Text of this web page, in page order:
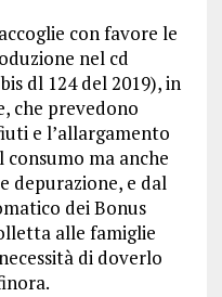
con favore le
nel cd
dl 124 del 2019), in
che prevedono
e l’allargamento
consumo ma anche
depurazione, e dal
dei Bonus
alle famiglie
di doverlo